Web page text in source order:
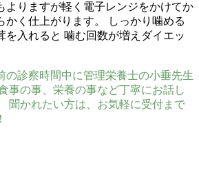
よりますが軽く電子レンジをかけてか
かく仕上がります。 しっかり噛める
を入れると 噛む回数が増えダイエッ
の診察時間中に管理栄養士の小垂先生
事の事、栄養の事など丁寧にお話し
聞かれたい方は、お気軽に受付まで